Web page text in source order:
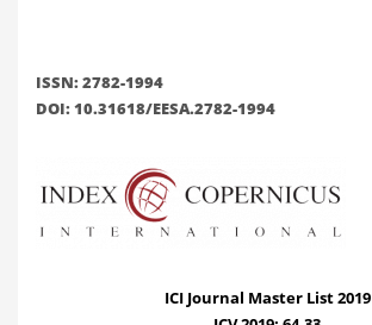
ISSN: 2782-1994
DOI: 10.31618/EESA.2782-1994
ICI Journal Master List 2019